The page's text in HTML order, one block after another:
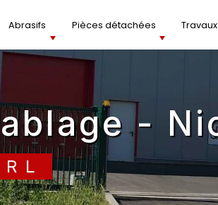
Abrasifs Pièces détachées
-